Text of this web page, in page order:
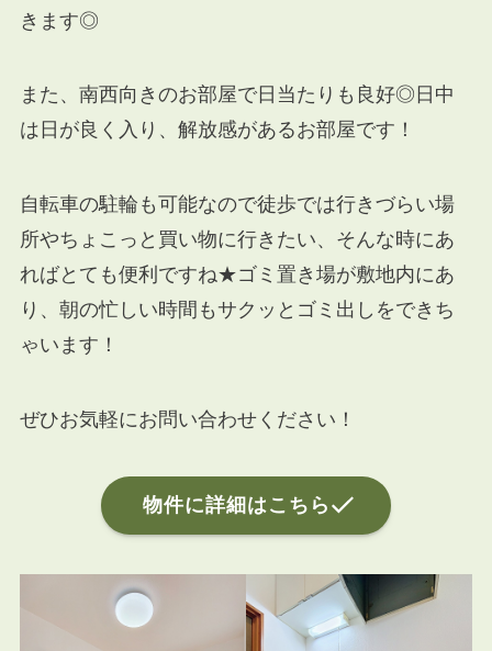
きます◎
また、南西向きのお部屋で日当たりも良好◎日中
は日が良く入り、解放感があるお部屋です！
自転車の駐輪も可能なので徒歩では行きづらい場
所やちょこっと買い物に行きたい、そんな時にあ
ればとても便利ですね★ゴミ置き場が敷地内にあ
り、朝の忙しい時間もサクッとゴミ出しをできち
ゃいます！
ぜひお気軽にお問い合わせください！
物件に詳細はこちら